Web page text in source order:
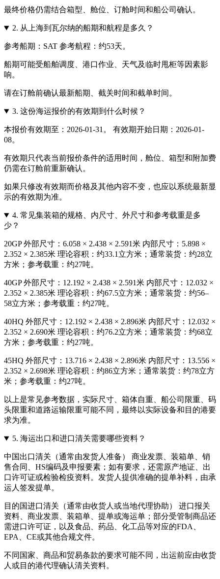
最终价格仍需结合箱型、舱位、订舱时间和船公司确认。
2. 从上海到瓦尔纳的船期和航程是多久？
参考船期：SAT 参考航程：约53天。
船期可能受船舶调度、港口作业、天气及临时甩柜等因素影
响。
请在订舱前确认最新船期、截关时间和截单时间。
3. 这份海运报价的有效期到什么时候？
本报价有效期至：2026-01-31。 有效期开始日期：2026-01-
08。
有效期只代表当前报价条件的适用时间，舱位、箱型和附加费
仍需在订舱前重新确认。
如果只修改有效期而价格及其他内容不变，也应以系统最新显
示的有效期为准。
4. 常见集装箱的规格、内尺寸、外尺寸和参考载重是多
少？
20GP 外部尺寸：6.058 × 2.438 × 2.591米 内部尺寸：5.898 ×
2.352 × 2.385米 理论容积：约33.1立方米；通常装货：约28立
方米；参考载重：约27吨。
40GP 外部尺寸：12.192 × 2.438 × 2.591米 内部尺寸：12.032 ×
2.352 × 2.385米 理论容积：约67.5立方米；通常装货：约56–
58立方米；参考载重：约27吨。
40HQ 外部尺寸：12.192 × 2.438 × 2.896米 内部尺寸：12.032 ×
2.352 × 2.690米 理论容积：约76.2立方米；通常装货：约68立
方米；参考载重：约27吨。
45HQ 外部尺寸：13.716 × 2.438 × 2.896米 内部尺寸：13.556 ×
2.352 × 2.698米 理论容积：约86立方米；通常装货：约78立方
米；参考载重：约27吨。
以上是常见参考数据，实际尺寸、箱体自重、船公司限重、码
头限重和道路运输限重可能不同，最终以实际设备和目的港要
求为准。
5. 海运出口和进口清关需要哪些资料？
中国出口清关（通常由发货人准备） 商业发票、装箱单、销
售合同、HS编码及申报要素；如有要求，还需原产地证、出
口许可证或检验检疫资料。发货人提供准确的提单补料，由承
运人签发提单。
目的国进口清关（通常由收货人或当地代理协助） 进口报关
资料、商业发票、装箱单、提单或海运单；部分受管制商品还
需进口许可证，以及食品、药品、化工品等对应的FDA、
EPA、CE或其他合规文件。
不同国家、商品和贸易条款的要求可能不同，出运前应由收货
人或目的港代理确认清关资料。